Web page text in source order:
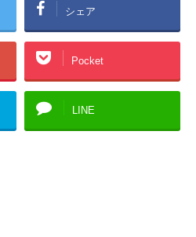
シェア
Pocket
LINE